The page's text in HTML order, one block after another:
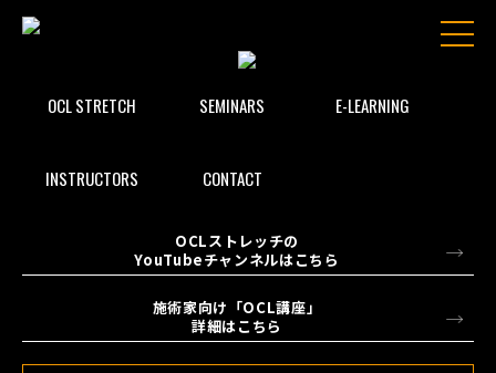
OCL STRETCH SEMINARS E-LEARNING
INSTRUCTORS CONTACT
OCLストレッチの
YouTubeチャンネルはこちら
施術家向け「OCL講座」
詳細はこちら